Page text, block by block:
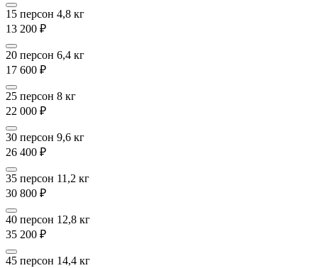
15 персон 4,8 кг
13 200 ₽
20 персон 6,4 кг
17 600 ₽
25 персон 8 кг
22 000 ₽
30 персон 9,6 кг
26 400 ₽
35 персон 11,2 кг
30 800 ₽
40 персон 12,8 кг
35 200 ₽
45 персон 14,4 кг